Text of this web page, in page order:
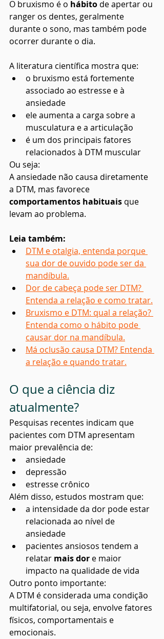
O bruxismo é o hábito de apertar ou
ranger os dentes, geralmente
durante o sono, mas também pode
ocorrer durante o dia.
A literatura científica mostra que:
o bruxismo está fortemente
associado ao estresse e à
ansiedade
ele aumenta a carga sobre a
musculatura e a articulação
é um dos principais fatores
relacionados à DTM muscular
Ou seja:
A ansiedade não causa diretamente
a DTM, mas favorece
comportamentos habituais que
levam ao problema.
Leia também:
DTM e otalgia, entenda porque
sua dor de ouvido pode ser da
mandíbula.
Dor de cabeça pode ser DTM?
Entenda a relação e como tratar.
Bruxismo e DTM: qual a relação?
Entenda como o hábito pode
causar dor na mandíbula.
Má oclusão causa DTM? Entenda
a relação e quando tratar.
O que a ciência diz
atualmente?
Pesquisas recentes indicam que
pacientes com DTM apresentam
maior prevalência de:
ansiedade
depressão
estresse crônico
Além disso, estudos mostram que:
a intensidade da dor pode estar
relacionada ao nível de
ansiedade
pacientes ansiosos tendem a
relatar mais dor e maior
impacto na qualidade de vida
Outro ponto importante:
A DTM é considerada uma condição
multifatorial, ou seja, envolve fatores
físicos, comportamentais e
emocionais.